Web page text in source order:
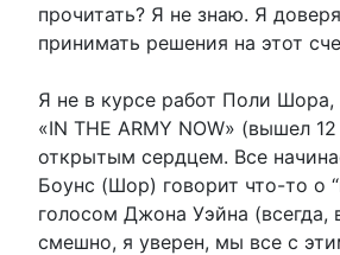
прочитать? Я не знаю. Я
принимать решения на этот
Я не в курсе работ Поли
«IN THE ARMY NOW» (вышел 12
открытым сердцем. Все
Боунс (Шор) говорит что-то о
голосом Джона Уэйна (всегда,
смешно, я уверен, мы все с